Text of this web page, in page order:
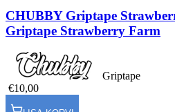
CHUBBY Griptape
Griptape Strawberry Farm
Griptape
€10,00